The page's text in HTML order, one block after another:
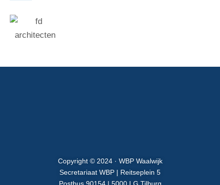
Copyright © 2024 · WBP Waalwijk
Secretariaat WBP | Reitseplein 5
Postbus 90154 | 5000 LG Tilburg